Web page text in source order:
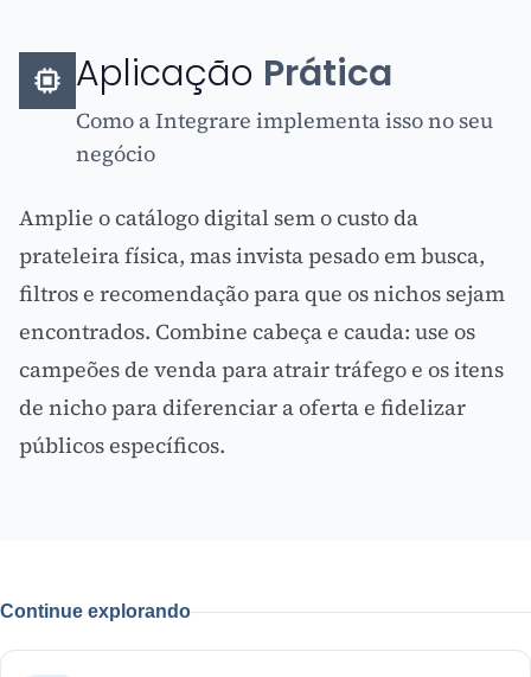
Aplicação Prática
Como a Integrare implementa isso no seu
negócio
Amplie o catálogo digital sem o custo da
prateleira física, mas invista pesado em busca,
filtros e recomendação para que os nichos sejam
encontrados. Combine cabeça e cauda: use os
campeões de venda para atrair tráfego e os itens
de nicho para diferenciar a oferta e fidelizar
públicos específicos.
Continue explorando